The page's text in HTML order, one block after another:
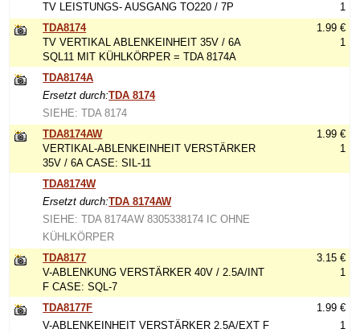
TV LEISTUNGS- AUSGANG TO220 / 7P
1
TDA8174
TV VERTIKAL ABLENKEINHEIT 35V / 6A
SQL11 MIT KÜHLKÖRPER = TDA 8174A
1.99 €
1
TDA8174A
Ersetzt durch:TDA 8174
SIEHE: TDA 8174
TDA8174AW
VERTIKAL-ABLENKEINHEIT VERSTÄRKER
35V / 6A CASE: SIL-11
1.99 €
1
TDA8174W
Ersetzt durch:TDA 8174AW
SIEHE: TDA 8174AW 8305338174 IC OHNE
KÜHLKÖRPER
TDA8177
V-ABLENKUNG VERSTÄRKER 40V / 2.5A/INT
F CASE: SQL-7
3.15 €
1
TDA8177F
V-ABLENKEINHEIT VERSTÄRKER 2.5A/EXT F
1.99 €
1